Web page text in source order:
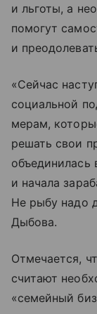
и льготы, а
помогут
и
«Сейчас
социальной
мерам,
решать свои
объединилась
и начала
Не рыбу надо
Дыбова.
Отмечается,
считают
«семейный